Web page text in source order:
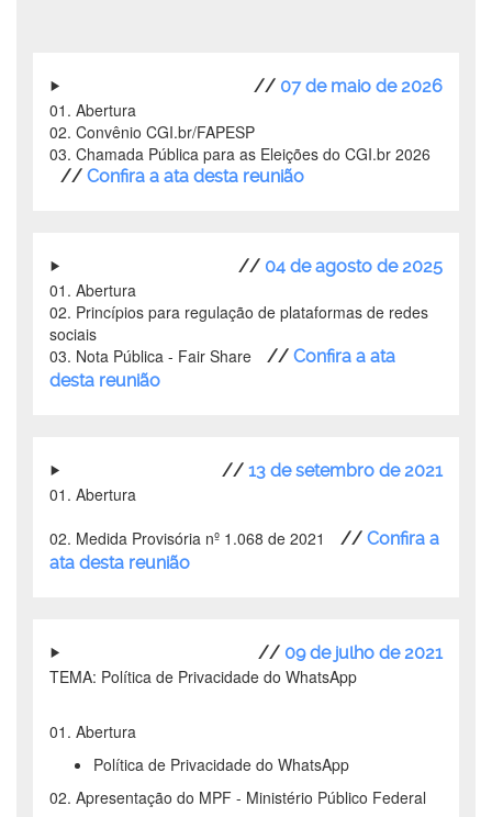
// 07 de maio de 2026
01. Abertura
02. Convênio CGI.br/FAPESP
03. Chamada Pública para as Eleições do CGI.br 2026
// Confira a ata desta reunião
// 04 de agosto de 2025
01. Abertura
02. Princípios para regulação de plataformas de redes
sociais
03. Nota Pública - Fair Share
// Confira a ata
desta reunião
// 13 de setembro de 2021
01. Abertura
02. Medida Provisória nº 1.068 de 2021
// Confira a
ata desta reunião
// 09 de julho de 2021
TEMA: Política de Privacidade do WhatsApp
01. Abertura
Política de Privacidade do WhatsApp
02. Apresentação do MPF - Ministério Público Federal